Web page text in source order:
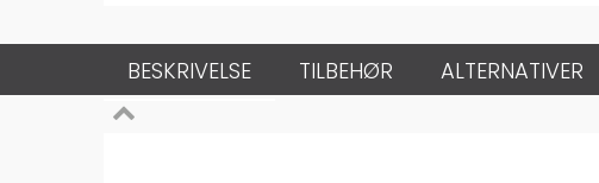
BESKRIVELSE TILBEHØR ALTERNATIVER